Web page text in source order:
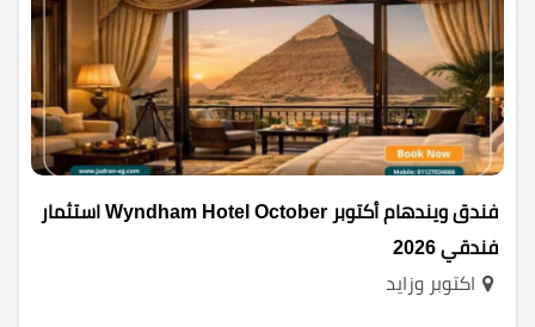
فندق ويندهام أكتوبر Wyndham Hotel October استثمار
فندقي 2026
اكتوبر وزايد